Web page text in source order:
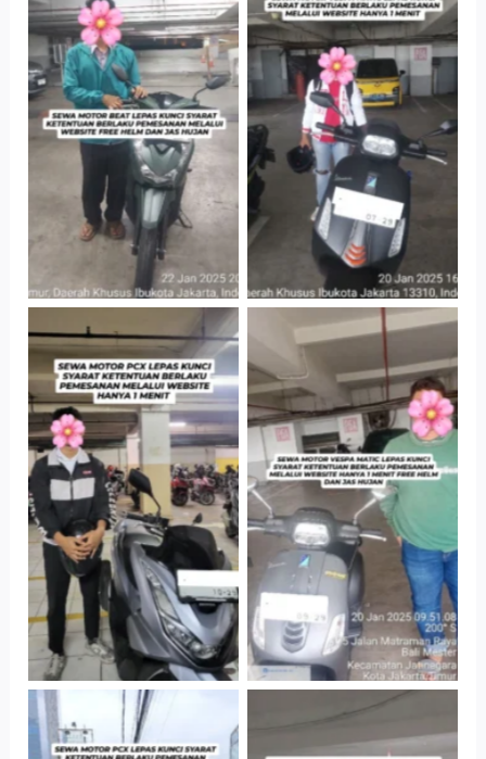
Cityplaza
Jatinegara Gedung
Parkir P6A
Cityplaza
Jatinegara Gedung
Parkir P6A
Hotel Kartika
Chandra, Jakarta
Selatan
Cityplaza
Jatinegara Gedung
Parkir P6A